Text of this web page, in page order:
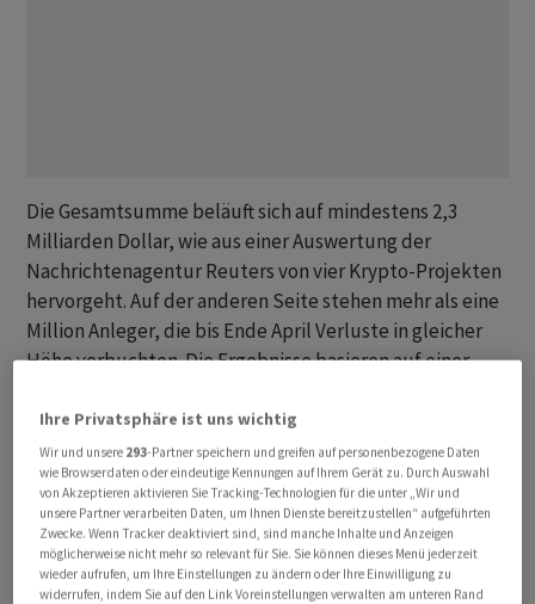
Die Gesamtsumme beläuft sich auf mindestens 2,3
Milliarden Dollar, wie aus einer Auswertung der
Nachrichtenagentur Reuters von vier Krypto-Projekten
hervorgeht. Auf ‌der anderen ⁠Seite stehen mehr als eine
Million Anleger, die bis Ende April Verluste in gleicher
Höhe verbuchten. Die Ergebnisse basieren ⁠auf einer
Unternehmensberichten und Interviews mit
Branchenexperten sowie Betroffenen. Die Ergebnisse
wurden von mehr als einem Dutzend Experten für
‌Rechnungswesen und Kryptowährungen geprüft, die
die Schätzungen von Reuters und die ihnen zugrunde
liegende ‌Auswertung als plausibel einschätzten.
Ihre Privatsphäre ist uns wichtig
Wir und unsere 293-Partner speichern und greifen auf personenbezogene Daten
wie Browserdaten oder eindeutige Kennungen auf Ihrem Gerät zu. Durch Auswahl
von Akzeptieren aktivieren Sie Tracking-Technologien für die unter „Wir und
unsere Partner verarbeiten Daten, um Ihnen Dienste bereitzustellen“ aufgeführten
Zwecke. Wenn Tracker deaktiviert sind, sind manche Inhalte und Anzeigen
möglicherweise nicht mehr so relevant für Sie. Sie können dieses Menü jederzeit
wieder aufrufen, um Ihre Einstellungen zu ändern oder Ihre Einwilligung zu
widerrufen, indem Sie auf den Link Voreinstellungen verwalten am unteren Rand